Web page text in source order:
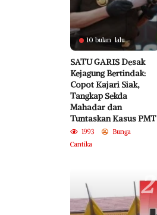
10 bulan lalu
SATU GARIS Desak
Kejagung Bertindak:
Copot Kajari Siak,
Tangkap Sekda
Mahadar dan
Tuntaskan Kasus PMT
1993
Bunga
Cantika
2